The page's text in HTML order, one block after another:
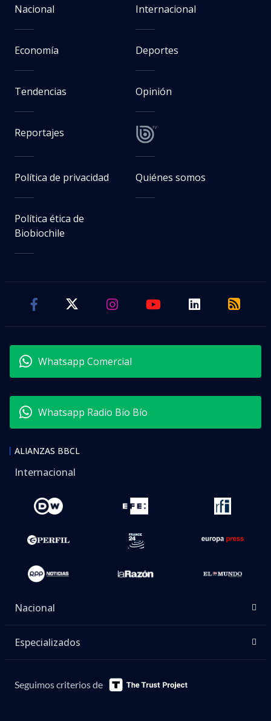
Nacional Internacional
Economía Deportes
Tendencias Opinión
Reportajes
Política de privacidad Quiénes somos
Política ética de
Biobiochile
Whatsapp Comercial
Whatsapp Radio Bío Bío
ALIANZAS BBCL
Internacional
Nacional
Especializados
Seguimos criterios de